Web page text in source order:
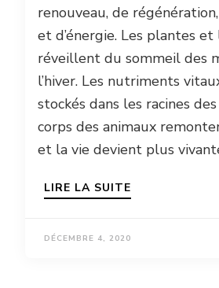
renouveau, de
et d’énergie. Les plantes et
réveillent du sommeil des
l’hiver. Les nutriments
stockés dans les racines
corps des animaux
et la vie devient plus
LIRE LA SUITE
DÉCEMBRE 4, 2020